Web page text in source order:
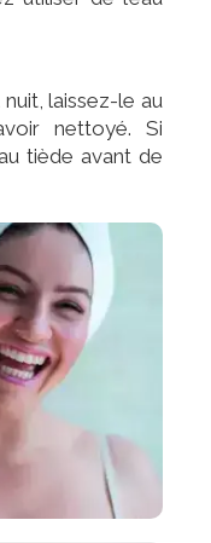
nuit, laissez-le au
nettoyé. Si
tiède avant de